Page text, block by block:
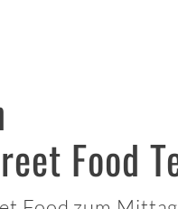
Food